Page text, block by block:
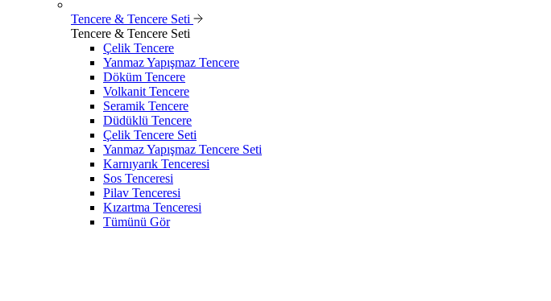
Tencere & Tencere Seti
Tencere & Tencere Seti
Çelik Tencere
Yanmaz Yapışmaz Tencere
Döküm Tencere
Volkanit Tencere
Seramik Tencere
Düdüklü Tencere
Çelik Tencere Seti
Yanmaz Yapışmaz Tencere Seti
Karnıyarık Tenceresi
Sos Tenceresi
Pilav Tenceresi
Kızartma Tenceresi
Tümünü Gör